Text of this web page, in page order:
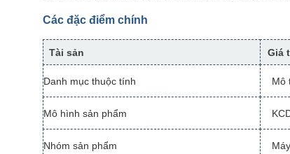
Các đặc điểm chính
Tài sản Giá
Danh mục thuộc tính Mô
Mô hình sản phẩm
Nhóm sản phẩm